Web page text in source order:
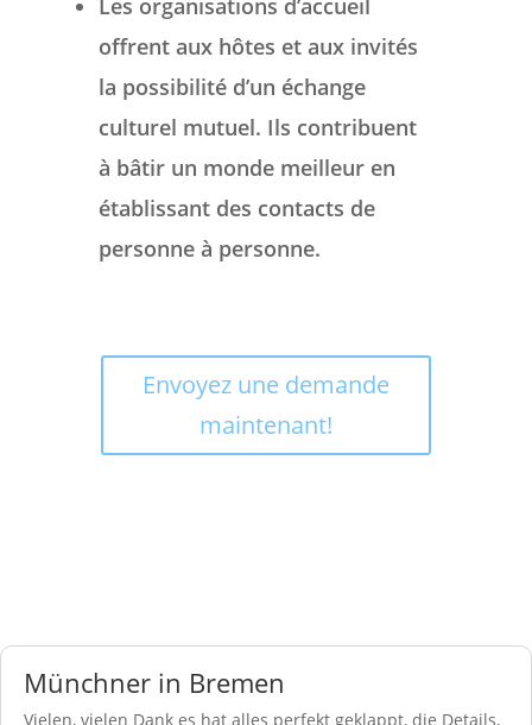
Les organisations d’accueil
offrent aux hôtes et aux invités
la possibilité d’un échange
culturel mutuel. Ils contribuent
à bâtir un monde meilleur en
établissant des contacts de
personne à personne.
Envoyez une demande
maintenant!
Münchner in Bremen
Vielen, vielen Dank es hat alles perfekt geklappt, die Details,